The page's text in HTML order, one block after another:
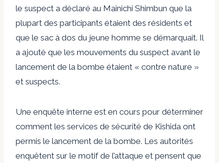
le suspect a déclaré au Mainichi Shimbun que la
plupart des participants étaient des résidents et
que le sac à dos du jeune homme se démarquait. Il
a ajouté que les mouvements du suspect avant le
lancement de la bombe étaient « contre nature »
et suspects.
Une enquête interne est en cours pour déterminer
comment les services de sécurité de Kishida ont
permis le lancement de la bombe. Les autorités
enquêtent sur le motif de l’attaque et pensent que